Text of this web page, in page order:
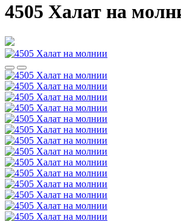
4505 Халат на